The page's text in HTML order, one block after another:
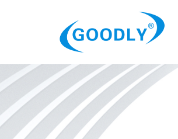
ОТРАСЛИ
Категория
Новости